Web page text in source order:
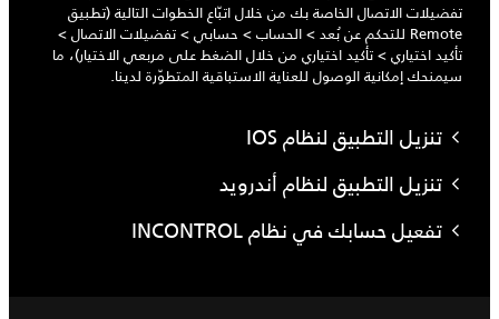
تفضيلات الاتصال الخاصة بك من خلال اتبّاع الخطوات التالية (تطبيق
Remote للتحكم عن بُعد > الحساب > حسابي > تفضيلات الاتصال >
تأكيد اختياري > تأكيد اختياري من خلال الضغط على مربعي الاختيار)، ما
سيمنحك إمكانية الوصول للعناية الاستباقية المتطوّرة لدينا.
تنزيل التطبيق لنظام IOS
تنزيل التطبيق لنظام أندرويد
تفعيل حسابك في نظام INCONTROL